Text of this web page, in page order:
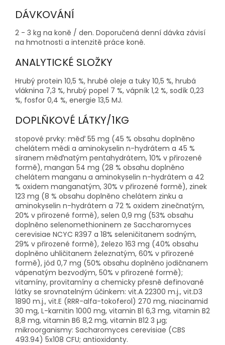
DÁVKOVÁNÍ
2 - 3 kg na koně / den. Doporučená denní dávka závisí
na hmotnosti a intenzitě práce koně.
ANALYTICKÉ SLOŽKY
Hrubý protein 10,5 %, hrubé oleje a tuky 10,5 %, hrubá
vláknina 7,3 %, hrubý popel 7 %, vápník 1,2 %, sodík 0,23
%, fosfor 0,4 %, energie 13,5 MJ.
DOPLŇKOVÉ LÁTKY/1KG
stopové prvky: měď 55 mg (45 % obsahu doplněno
chelátem mědi a aminokyselin n-hydrátem a 45 %
síranem měďnatým pentahydrátem, 10% v přirozené
formě), mangan 54 mg (28 % obsahu doplněno
chelátem manganu a aminokyselin n-hydrátem a 42
% oxidem manganatým, 30% v přirozené formě), zinek
123 mg (8 % obsahu doplněno chelátem zinku a
aminokyselin n-hydrátem a 72 % oxidem zinečnatým,
20% v přirozené formě), selen 0,9 mg (53% obsahu
doplněno selenomethioninem ze Saccharomyces
cerevisiae NCYC R397 a 18% seleničitanem sodným,
29% v přirozené formě), železo 163 mg (40% obsahu
doplněno uhličitanem železnatým, 60% v přirozené
formě), jód 0,7 mg (50% obsahu doplněno jodičnanem
vápenatým bezvodým, 50% v přirozené formě);
vitamíny, provitamíny a chemicky přesně definované
látky se srovnatelným účinkem: vit.A 22300 m.j., vit.D3
1890 m.j., vit.E (RRR-alfa-tokoferol) 270 mg, niacinamid
30 mg, L-karnitin 1000 mg, vitamin B1 6,3 mg, vitamin B2
8,8 mg, vitamin B6 8,2 mg, vitamin B12 3 µg;
mikroorganismy: Sacharomyces cerevisiae (CBS
493.94) 5x108 CFU; antioxidanty.